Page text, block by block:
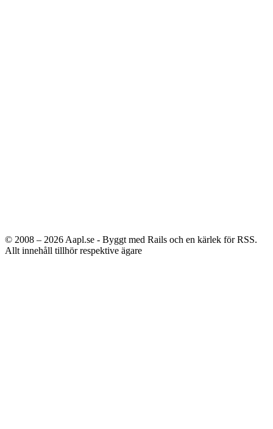
© 2008 – 2026 Aapl.se - Byggt med Rails och en kärlek för RSS.
Allt innehåll tillhör respektive ägare